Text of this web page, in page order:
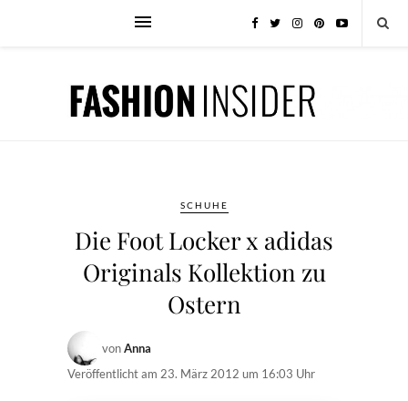
SCHUHE
Die Foot Locker x adidas
Originals Kollektion zu
Ostern
vonAnna
Veröffentlicht am 23. März 2012 um 16:03 Uhr